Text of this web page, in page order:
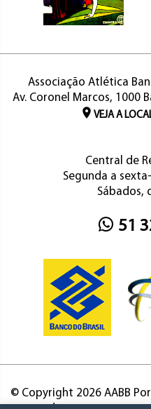
Associação Atlética
Av. Coronel Marcos, 1000
VEJA A
Central de
Segunda a
Sábados,
51
© Copyright 2026 AABB